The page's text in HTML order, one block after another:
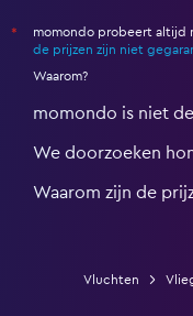
*
momondo probeert altijd
de prijzen zijn niet
Waarom?
momondo is niet
We doorzoeken
Waarom zijn de
Vluchten